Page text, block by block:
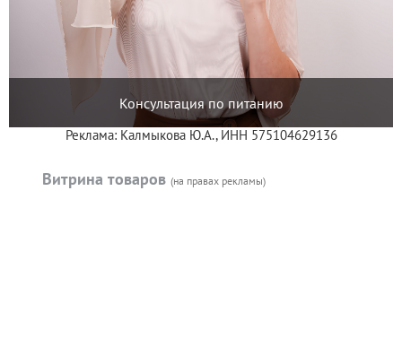
Консультация по питанию
Реклама: Калмыкова Ю.А., ИНН 575104629136
Витрина товаров (на правах рекламы)